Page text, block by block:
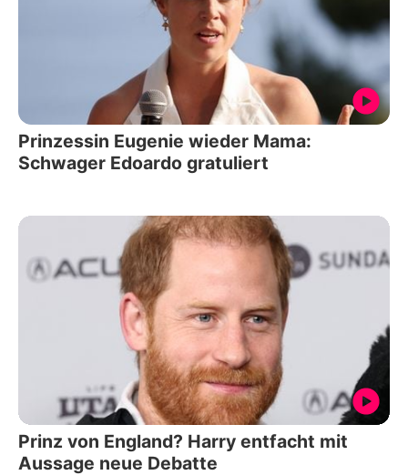
Prinzessin Eugenie wieder Mama:
Schwager Edoardo gratuliert
Prinz von England? Harry entfacht mit
Aussage neue Debatte